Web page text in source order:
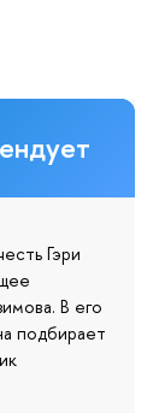
Гэри
В его
подбирает